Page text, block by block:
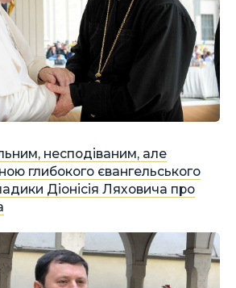
несподіваним, але
глибокого євангельського
Діонісія Ляховича про